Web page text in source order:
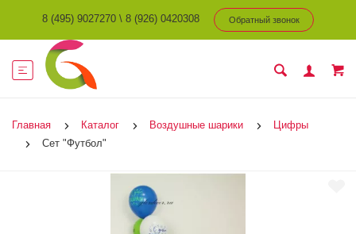
8 (495) 9027270 \ 8 (926) 0420308 Обратный звонок
Главная Каталог Воздушные шарики
Цифры
Сет "Футбол"